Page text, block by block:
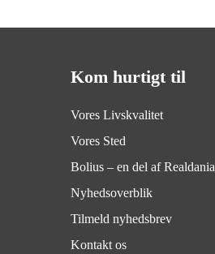
Kom hurtigt til
Vores Livskvalitet
Vores Sted
Bolius – en del af Realdania
Nyhedsoverblik
Tilmeld nyhedsbrev
Kontakt os